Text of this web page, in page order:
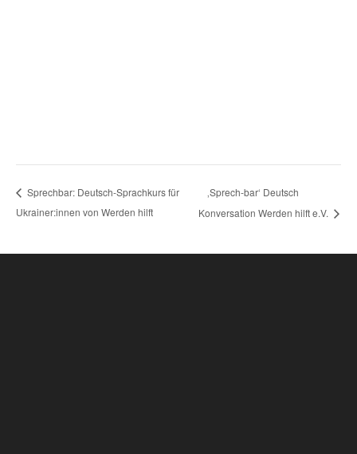
Sprechbar: Deutsch-Sprachkurs für
Ukrainer:innen von Werden hilft
‚Sprech-bar‘ Deutsch
Konversation Werden hilft e.V.